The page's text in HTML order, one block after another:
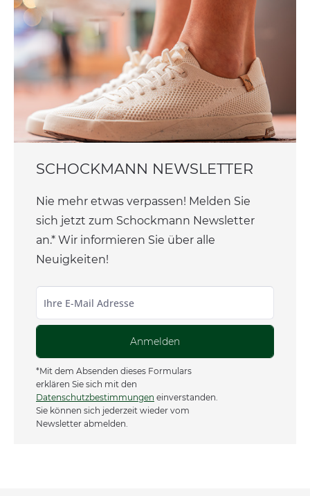
SCHOCKMANN NEWSLETTER
Nie mehr etwas verpassen! Melden Sie
sich jetzt zum Schockmann Newsletter
an.* Wir informieren Sie über alle
Neuigkeiten!
Anmelden
*Mit dem Absenden dieses Formulars
erklären Sie sich mit den
Datenschutzbestimmungen einverstanden.
Sie können sich jederzeit wieder vom
Newsletter abmelden.